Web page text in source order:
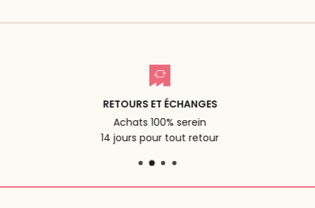
RETOURS ET ÉCHANGES
Achats 100% serein
14 jours pour tout retour